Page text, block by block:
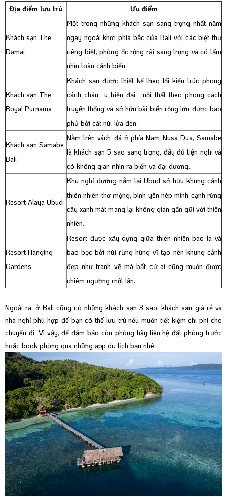
Địa điểm lưu trú
Ưu điểm
Khách sạn The
Damai
Một trong những khách sạn sang trọng nhất nằm
ngay ngoài khơi phía bắc của Bali với các biệt thự
riêng biệt, phòng ốc rộng rãi sang trọng và có tầm
nhìn toàn cảnh biển.
Khách sạn The
Royal Purnama
Khách sạn được thiết kế theo lối kiến trúc phong
cách châu u hiện đại, nội thất theo phong cách
truyền thống và sở hữu bãi biển rộng lớn được bao
phủ bởi cát núi lửa đen.
Khách sạn Samabe
Bali
Nằm trên vách đá ở phía Nam Nusa Dua, Samabe
là khách sạn 5 sao sang trọng, đầy đủ tiện nghi và
có không gian nhìn ra biển và đại dương.
Resort Alaya Ubud
Khu nghỉ dưỡng nằm tại Ubud sở hữu khung cảnh
thiên nhiên thơ mộng, bình yên nép mình cạnh rừng
cây xanh mát mang lại không gian gần gũi với thiên
nhiên.
Resort Hanging
Gardens
Resort được xây dựng giữa thiên nhiên bao la và
bao bọc bởi núi rừng hùng vĩ tạo nên khung cảnh
đẹp như tranh vẽ mà bất cứ ai cũng muốn được
chiêm ngưỡng một lần.
Ngoài ra, ở Bali cũng có những khách sạn 3 sao, khách sạn giá rẻ và
nhà nghỉ phù hợp để bạn có thể lưu trú nếu muốn tiết kiệm chi phí cho
chuyến đi. Vì vậy, để đảm bảo còn phòng hãy liên hệ đặt phòng trước
hoặc book phòng qua những app du lịch bạn nhé.